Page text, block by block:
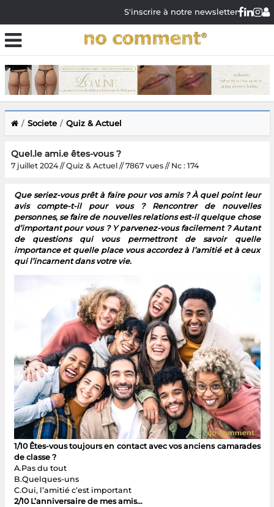
S'inscrire à notre newsletter
Societe Quiz & Actuel
Quel.le ami.e êtes-vous ?
7 juillet 2024 // Quiz & Actuel // 7867 vues // Nc : 174
Que seriez-vous prêt à faire pour vos amis ? À quel point leur
avis compte-t-il pour vous ? Rencontrer de nouvelles
personnes, se faire de nouvelles relations est-il quelque chose
d’important pour vous ? Y parvenez-vous facilement ? Autant
de questions qui vous permettront de savoir quelle
importance et quelle place vous accordez à l’amitié et à ceux
qui l’incarnent dans votre vie.
1/10 Êtes-vous toujours en contact avec vos anciens camarades
de classe ?
A.Pas du tout
B.Quelques-uns
C.Oui, l’amitié c’est important
2/10 L’anniversaire de mes amis…